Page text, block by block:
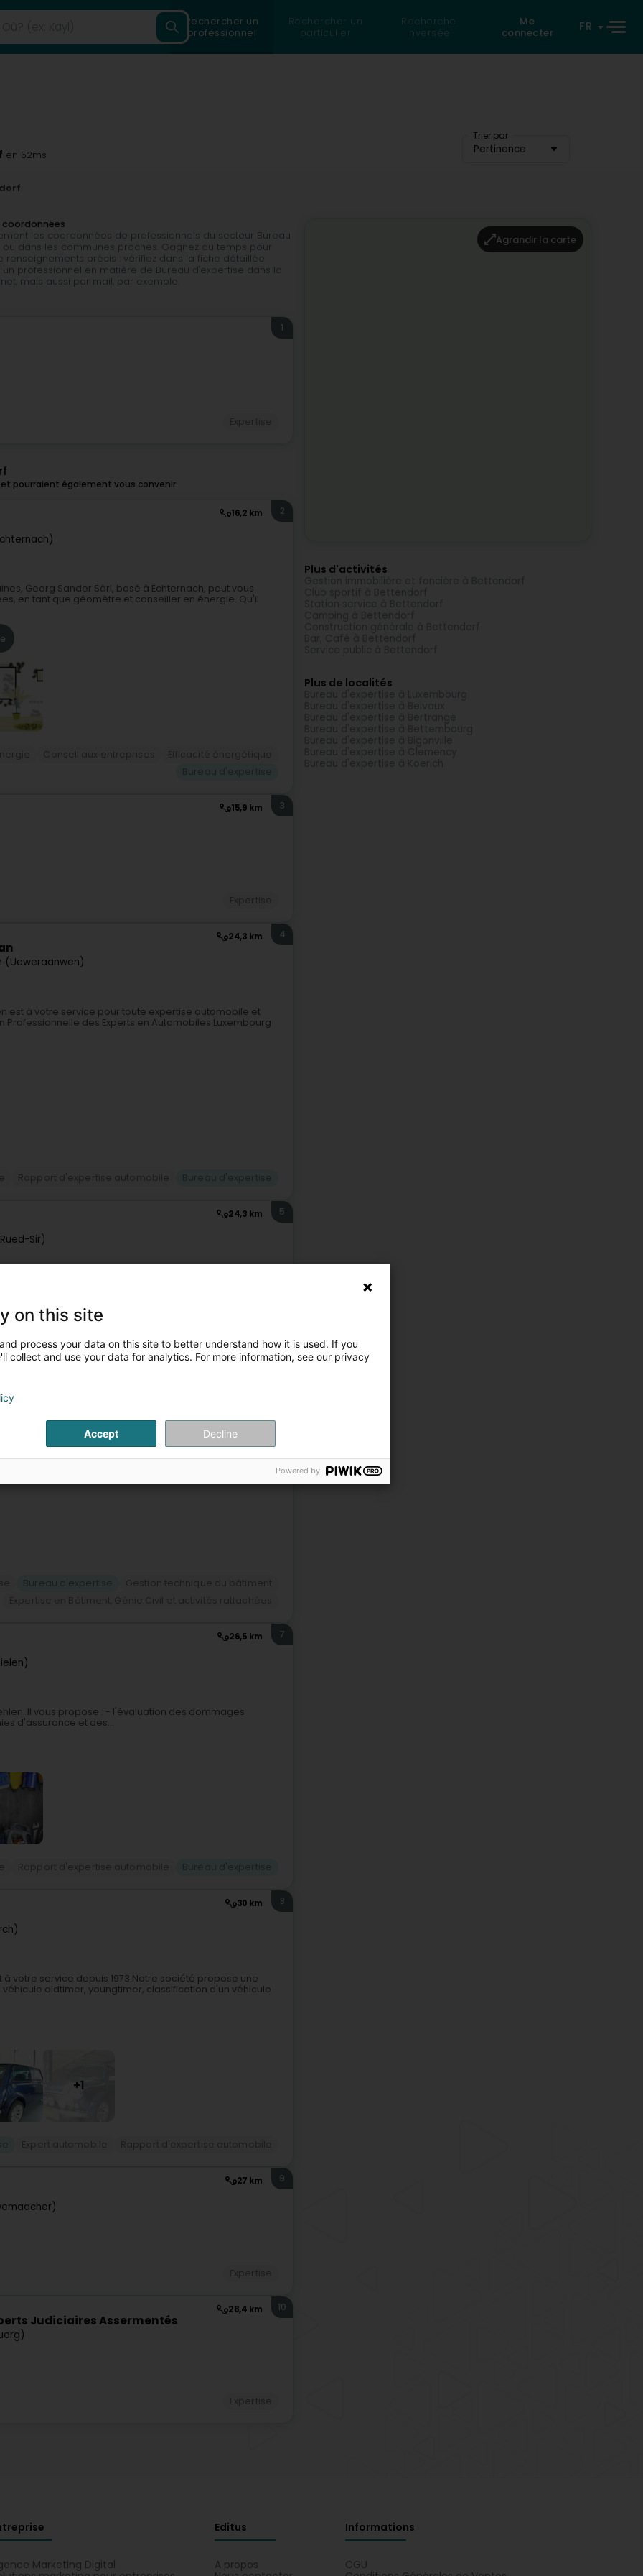
Rechercher un
professionnel
Rechercher un
particulier
Recherche
inversée
Me
connecter
FR
Trier par
Pertinence
en 52ms
coordonnées
les coordonnées de professionnels du secteur Bureau
dans les communes proches. Gagnez du temps pour
précis : vérifiez dans la fiche détaillée
professionnel en matière de Bureau d'expertise dans la
mais aussi par mail, par exemple.
1
pourraient également vous convenir.
16,2 km 2
Georg Sander Sàrl, basé à Echternach, peut vous
en tant que géomètre et conseiller en énergie. Qu'il
15,9 km 3
24,3 km
(Ueweraanwen)
4
est à votre service pour toute expertise automobile et
des Experts en Automobiles Luxembourg
24,3 km
Sir)
5
28,4 km
(Lëtzebuerg)
6
de consultance et d’ingénierie spécialisé dans
les particuliers, professionnels, architectes,
26,5 km 7
Il vous propose : - l'évaluation des dommages
d'assurance et des...
30 km 8
votre service depuis 1973.Notre société propose une
oldtimer, youngtimer, classification d'un véhicule
+1
27 km 9
28,4 km
Judiciaires Assermentés
10
Agrandir la carte
Plus d'activités
Plus de localités
Marketing Digital
Editus
A propos
Informations
CGU
on this site
process your data on this site to better understand how it is used. If you
collect and use your data for analytics. For more information, see our privacy
Accept Decline
Powered by